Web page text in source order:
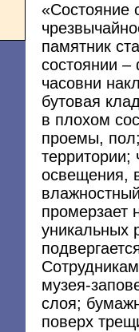
«Состояние
памятник
состоянии –
часовни
бутовая
в плохом
проемы,
территории;
освещения,
промерзает
уникальных
музея-
слоя;
поверх